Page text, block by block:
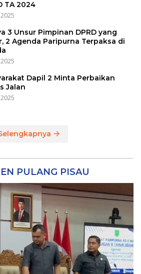
TA 2024
3 Unsur Pimpinan DPRD yang
2 Agenda Paripurna Terpaksa di
Dapil 2 Minta Perbaikan
Jalan
PULANG PISAU